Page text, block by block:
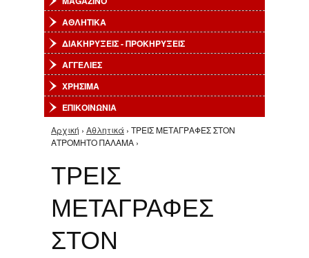
ΑΘΛΗΤΙΚΑ
ΔΙΑΚΗΡΥΞΕΙΣ - ΠΡΟΚΗΡΥΞΕΙΣ
ΑΓΓΕΛΙΕΣ
ΧΡΗΣΙΜΑ
ΕΠΙΚΟΙΝΩΝΙΑ
Είστε εδώ
Αρχική › Αθλητικά › ΤΡΕΙΣ ΜΕΤΑΓΡΑΦΕΣ ΣΤΟΝ
ΑΤΡΟΜΗΤΟ ΠΑΛΑΜΑ ›
ΤΡΕΙΣ
ΜΕΤΑΓΡΑΦΕΣ
ΣΤΟΝ